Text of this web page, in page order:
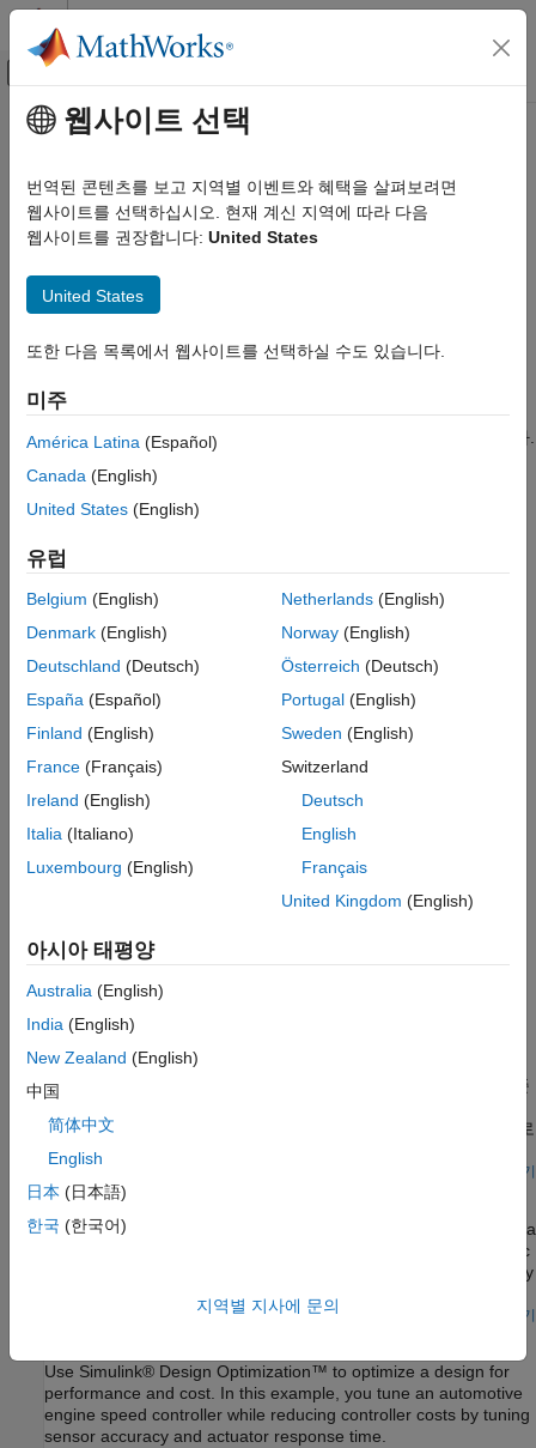
콘텐츠로 바로 가기
오프캔버스 탐색 메뉴 토글
문서 홈
Simulink Design Optimization
카테고리
Simulink Design Optimization 시작하기
파라미터 추정
응답 최적화
모델 응답 최적화하기
민감도 분석
주요 콘텐츠
응답 최적화
설계 요구 사항을 충족하도록 모델 응답 최적화, 모델 강인성
테스트
Simulink
사용하거나 사용자 지정 제약 조건 및 비용 함수를 사용하여 시간
최적화할 수 있습니다. 또한 설계의 강인성을 테스트하기 위해
요구 사항을 제약 조건이 있는 최소화 문제로 정식화하여 모델
파라미터를 최적화한 다음 최적화 기법을 사용하여 문제를 풉니다.
앱에서 MATLAB
재시작을 사용하여 파라미터 최적화를 가속화할 수 있습니다.
응답 최적화 기본 사항
계단 응답 요구 사항을 충족하기 위한 설계 최적화(GUI)
계단 응답 요구 사항을 충족하기 위한 설계 최적화(코드)
How the Optimization Algorithm Formulates Minimization
Problems
카테고리
설계 요구 사항 지정하기
사항과 같은 설계 요구 사항을 추가하고 편집
모델 응답 최적화하기
설계 변수, 진행률 플로팅 및 방법 지정, 병렬 연산 및 빠른
불확실성 통합
추천 예제
기준 추종 및 플랜트 불확실성을 사용한 PID 조정
이 예제에서는 Simulink® Design Optimization™을 사용하여 기준
최적화하는 방법을 보여줍니다. 플랜트 모델은 플랜트 전달 함수로
구성되며 Saturation 블록과 Rate Limits 블록을 포함합니다.
결과를 보려면 다음 단계를 수행합니다.
스크립트 열기
Magnetic Levitation Controller Tuning
Use numerical optimization to tune the controller parameters of a
nonlinear system. In this example, we model a CE 152 Magnetic
Levitation system where the controller is used to position a freely
model is fixed and the required controller performance can be
스크립트 열기
Use Simulink® Design Optimization™ to optimize a design for
performance and cost. In this example, you tune an automotive
engine speed controller while reducing controller costs by tuning
sensor accuracy and actuator response time.
웹사이트 선택
번역된 콘텐츠를 보고 지역별 이벤트와 혜택을 살펴보려면
웹사이트를 선택하십시오. 현재 계신 지역에 따라 다음
웹사이트를 권장합니다: United States
United States
또한 다음 목록에서 웹사이트를 선택하실 수도 있습니다.
미주
América Latina (Español)
Canada (English)
United States (English)
유럽
Belgium (English)
Denmark (English)
Deutschland (Deutsch)
España (Español)
Finland (English)
France (Français)
Ireland (English)
Italia (Italiano)
Luxembourg (English)
Netherlands(English)
Norway(English)
Österreich (Deutsch)
Portugal(English)
Sweden (English)
Switzerland
Deutsch
English
Français
United Kingdom (English)
아시아 태평양
Australia (English)
India (English)
New Zealand (English)
中国
简体中文
English
日本 (日本語)
한국 (한국어)
지역별 지사에 문의